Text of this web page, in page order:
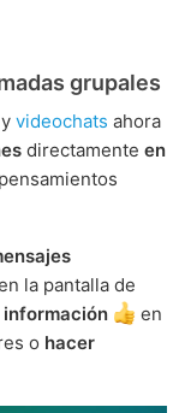
grupales
y videochats ahora
directamente en
la pantalla de
en
o hacer